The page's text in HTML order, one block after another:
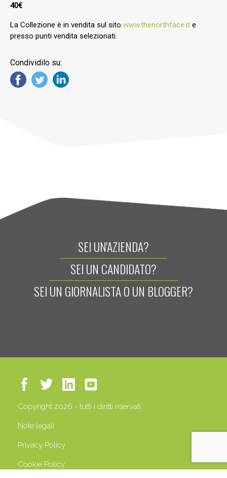
40€
La Collezione è in vendita sul sito www.thenorthface.it e
presso punti vendita selezionati.
Condividilo su:
SEI UN'AZIENDA?
SEI UN CANDIDATO?
SEI UN GIORNALISTA O UN BLOGGER?
Copyright 2026 - tutti i diritti riservati
Note legali
Privacy Policy
Cookie Policy